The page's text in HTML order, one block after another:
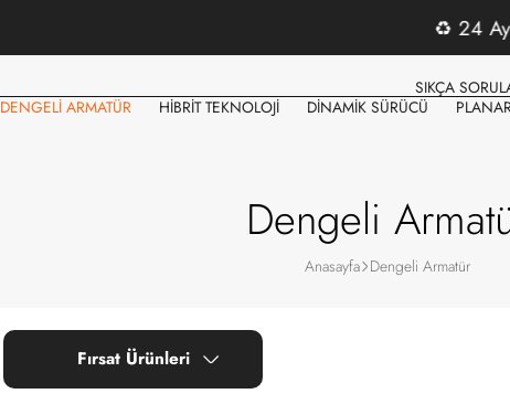
24 Ay Değişim Garantisi
SIKÇA
DENGELİ ARMATÜR
HİBRİT TEKNOLOJİ DİNAMİK SÜRÜCÜ
Dengeli
Anasayfa Dengeli Armatür
Fırsat Ürünleri